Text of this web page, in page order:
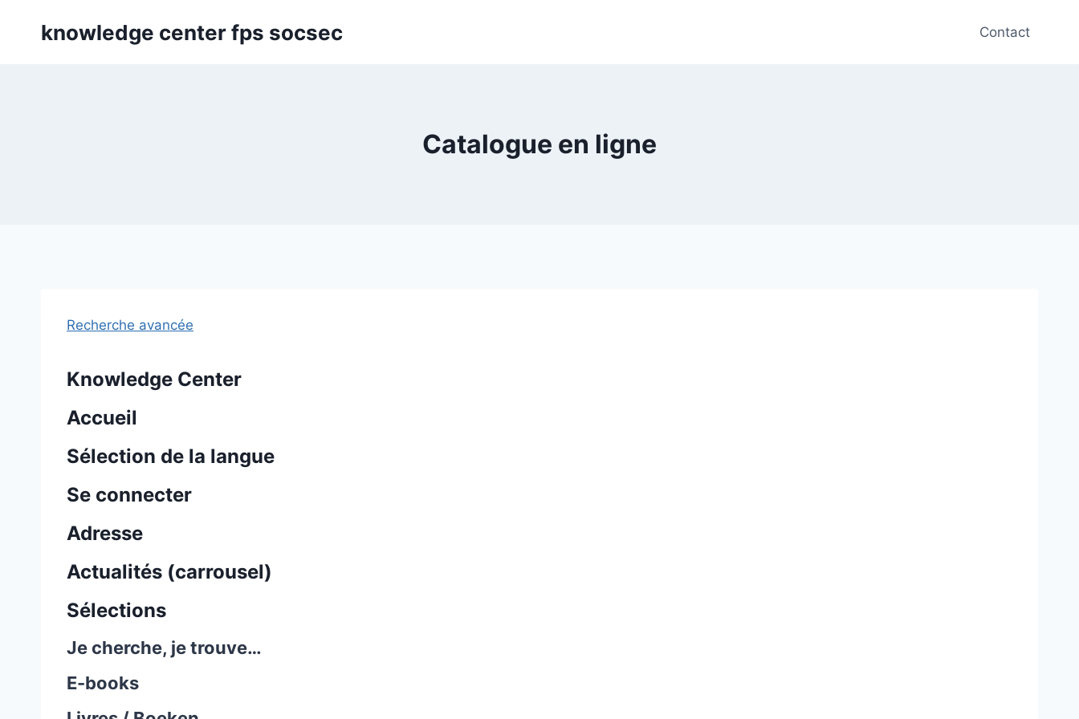
knowledge center fps socsec Contact
Catalogue en ligne
Recherche avancée
Knowledge Center
Accueil
Sélection de la langue
Se connecter
Adresse
Actualités (carrousel)
Sélections
Je cherche, je trouve…
E-books